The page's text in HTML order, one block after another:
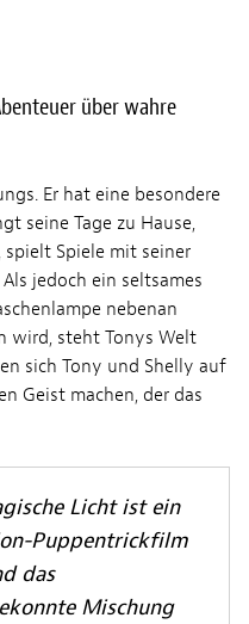
über wahre
Er hat eine besondere
seine Tage zu Hause,
Spiele mit seiner
jedoch ein seltsames
nebenan
wird, steht Tonys Welt
sich Tony und Shelly auf
Geist machen, der das
Licht ist ein
Puppentrickfilm
das
Mischung